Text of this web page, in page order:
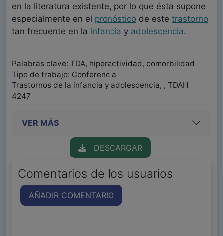
en la literatura existente, por lo que ésta supone
especialmente en el pronóstico de este trastorno
tan frecuente en la infancia y adolescencia.
Palabras clave: TDA, hiperactividad, comorbilidad
Tipo de trabajo: Conferencia
Trastornos de la infancia y adolescencia, , TDAH
4247
VER MÁS
DESCARGAR
Comentarios de los usuarios
AÑADIR COMENTARIO